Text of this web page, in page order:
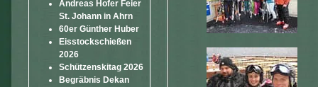
Andreas Hofer Feier
St. Johann in Ahrn
60er Günther Huber
Eisstockschießen
2026
Schützenskitag 2026
Begräbnis Dekan